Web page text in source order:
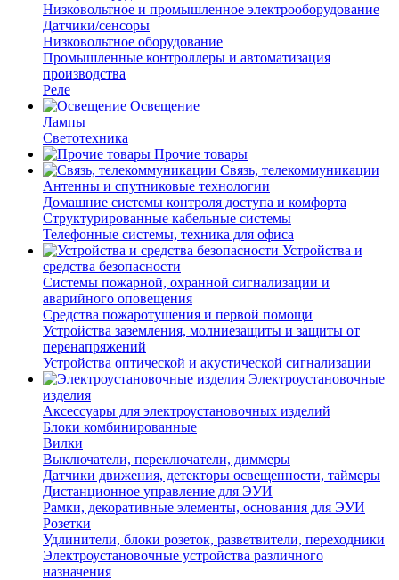
Низковольтное и промышленное электрооборудование
Датчики/сенсоры
Низковольтное оборудование
Промышленные контроллеры и автоматизация
производства
Реле
Освещение
Лампы
Светотехника
Прочие товары
Связь, телекоммуникации
Антенны и спутниковые технологии
Домашние системы контроля доступа и комфорта
Структурированные кабельные системы
Телефонные системы, техника для офиса
Устройства и
средства безопасности
Системы пожарной, охранной сигнализации и
аварийного оповещения
Средства пожаротушения и первой помощи
Устройства заземления, молниезащиты и защиты от
перенапряжений
Устройства оптической и акустической сигнализации
Электроустановочные
изделия
Аксессуары для электроустановочных изделий
Блоки комбинированные
Вилки
Выключатели, переключатели, диммеры
Датчики движения, детекторы освещенности, таймеры
Дистанционное управление для ЭУИ
Рамки, декоративные элементы, основания для ЭУИ
Розетки
Удлинители, блоки розеток, разветвители, переходники
Электроустановочные устройства различного
назначения